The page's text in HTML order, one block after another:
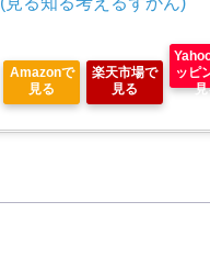
Amazonで
見る
楽天市場で
見る
ッピ